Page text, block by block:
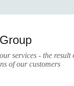
services - the result
of our customers